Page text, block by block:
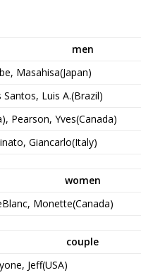
men
Masahisa(Japan)
Luis A.(Brazil)
Pearson, Yves(Canada)
Giancarlo(Italy)
women
Monette(Canada)
couple
Jeff(USA)